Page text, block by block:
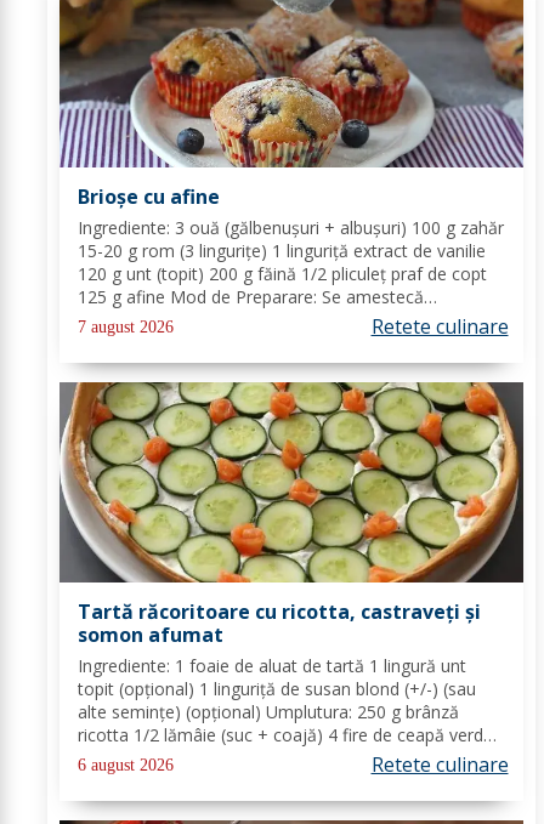
Brioșe cu afine
Ingrediente: 3 ouă (gălbenușuri + albușuri) 100 g zahăr
15-20 g rom (3 lingurițe) 1 linguriță extract de vanilie
120 g unt (topit) 200 g făină 1/2 pliculeț praf de copt
125 g afine Mod de Preparare: Se amestecă
gălbenușurile cu zahărul, romul și vanilia. Se adaugă
untul topit, făina și praful de...
7 august 2026 Retete culinare
Tartă răcoritoare cu ricotta, castraveți și
somon afumat
Ingrediente: 1 foaie de aluat de tartă 1 lingură unt
topit (opțional) 1 linguriță de susan blond (+/-) (sau
alte semințe) (opțional) Umplutura: 250 g brânză
ricotta 1/2 lămâie (suc + coajă) 4 fire de ceapă verde
(+/-) piper Toppinguri: 1 castravete 80 gr somon
afumat 1 linguriță semințe de susan...
6 august 2026 Retete culinare